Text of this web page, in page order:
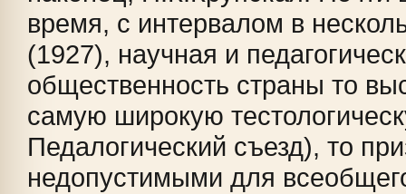
время, с интервалом в
(1927), научная и
общественность страны то
самую широкую
Педалогический съезд), то
недопустимыми для